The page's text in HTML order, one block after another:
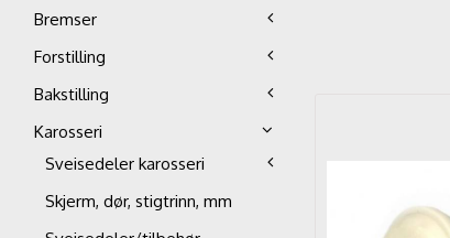
Bremser
Forstilling
Bakstilling
Karosseri
Sveisedeler karosseri
Skjerm, dør, stigtrinn, mm